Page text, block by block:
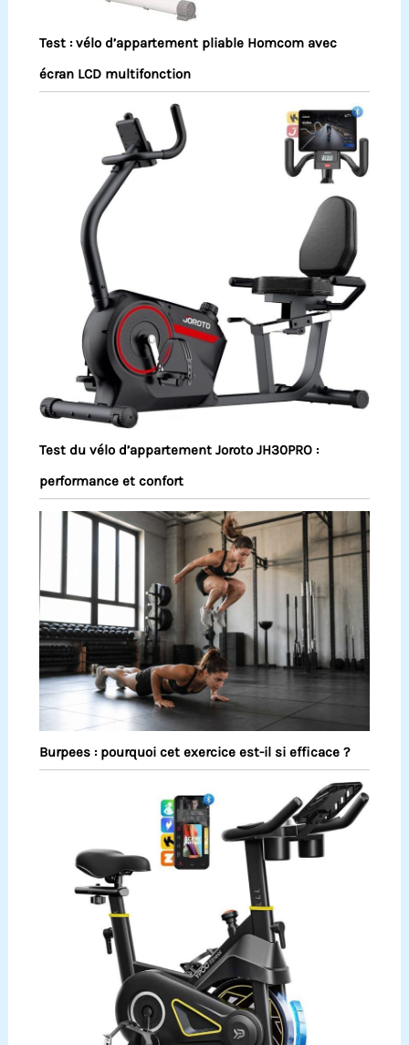
Test : vélo d’appartement pliable Homcom avec
écran LCD multifonction
Test du vélo d’appartement Joroto JH30PRO :
performance et confort
Burpees : pourquoi cet exercice est-il si efficace ?